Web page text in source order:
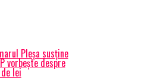
Pleșa susține
vorbește despre
lei